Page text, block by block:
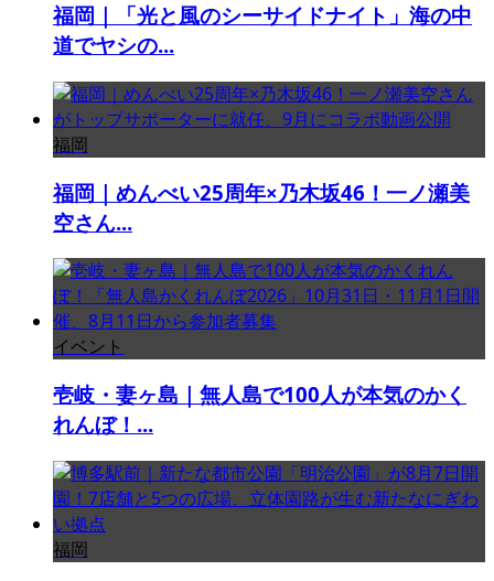
福岡｜「光と風のシーサイドナイト」海の中
道でヤシの...
福岡
福岡｜めんべい25周年×乃木坂46！一ノ瀬美
空さん...
イベント
壱岐・妻ヶ島｜無人島で100人が本気のかく
れんぼ！...
福岡